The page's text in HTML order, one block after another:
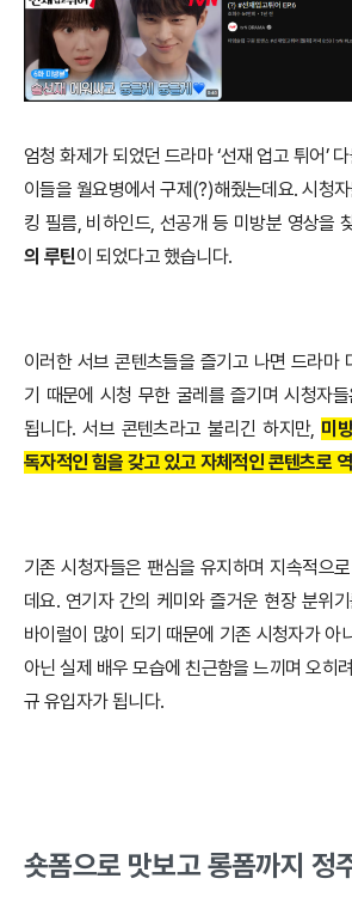
엄청 화제가 되었던 드라마 ‘선재 업고 튀어’
이들을 월요병에서 구제(?)해줬는데요. 시청
킹 필름, 비하인드, 선공개 등 미방분 영상을
의 루틴이 되었다고 했습니다.
이러한 서브 콘텐츠들을 즐기고 나면 드라마
기 때문에 시청 무한 굴레를 즐기며 시청자
됩니다. 서브 콘텐츠라고 불리긴 하지만, 미
독자적인 힘을 갖고 있고 자체적인 콘텐츠로
기존 시청자들은 팬심을 유지하며 지속적으
데요. 연기자 간의 케미와 즐거운 현장 분위
바이럴이 많이 되기 때문에 기존 시청자가 아
아닌 실제 배우 모습에 친근함을 느끼며 오히
규 유입자가 됩니다.
숏폼으로 맛보고 롱폼까지 정